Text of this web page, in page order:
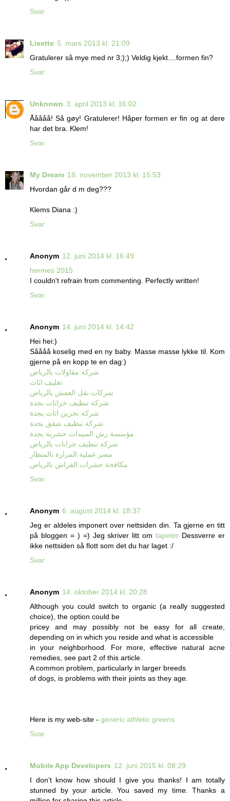
Svar
Lisette 5. mars 2013 kl. 21:09
Gratulerer så mye med nr 3;);) Veldig kjekt....formen fin?
Svar
Unknown 3. april 2013 kl. 16:02
Ååååå! Så gøy! Gratulerer! Håper formen er fin og at dere
har det bra. Klem!
Svar
My Dream 18. november 2013 kl. 15:53
Hvordan går d m deg???
Klems Diana :)
Svar
Anonym 12. juni 2014 kl. 16:49
hermes 2015
I couldn't refrain from commenting. Perfectly written!
Svar
Anonym 14. juni 2014 kl. 14:42
Hei hei:)
Såååå koselig med en ny baby. Masse masse lykke til. Kom
gjerne på en kopp te en dag:)
شركة مقاولات بالرياض
تغليف اثاث
شركات نقل العفش بالرياض
شركة تنظيف خزانات بجدة
شركة تخزين اثاث بجدة
شركة تنظيف شقق بجدة
مؤسسة رش المبيدات حشرية بجدة
شركة تنظيف خزانات بالرياض
مصر عملية المرارة بالمنظار
مكافحة حشرات الفراش بالرياض
Svar
Anonym 6. august 2014 kl. 18:37
Jeg er aldeles imponert over nettsiden din. Ta gjerne en titt
på bloggen = ) =) Jeg skriver litt omtapeter Dessverre er
ikke nettsiden så flott som det du har laget :/
Svar
Anonym 14. oktober 2014 kl. 20:28
Although you could switch to organic (a really suggested
choice), the option could be
pricey and may possibly not be easy for all create,
depending on in which you reside and what is accessible
in your neighborhood. For more, effective natural acne
remedies, see part 2 of this article.
A common problem, particularly in larger breeds
of dogs, is problems with their joints as they age.
Here is my web-site - generic athletic greens
Svar
Mobile App Developers 12. juni 2015 kl. 08:29
I don’t know how should I give you thanks! I am totally
stunned by your article. You saved my time. Thanks a